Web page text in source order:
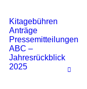
Kitagebühren
Anträge
Pressemitteilungen
ABC –
Jahresrückblick
2025